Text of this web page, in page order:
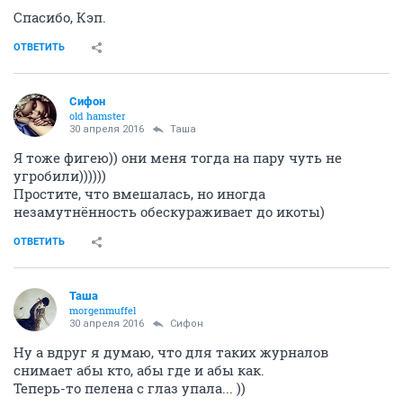
Спасибо, Кэп.
ОТВЕТИТЬ
Сифон
old hamster
30 апреля 2016 Таша
Я тоже фигею)) они меня тогда на пару чуть не
угробили))))))
Простите, что вмешалась, но иногда
незамутнённость обескураживает до икоты)
ОТВЕТИТЬ
Таша
morgenmuffel
30 апреля 2016 Сифон
Ну а вдруг я думаю, что для таких журналов
снимает абы кто, абы где и абы как.
Теперь-то пелена с глаз упала... ))